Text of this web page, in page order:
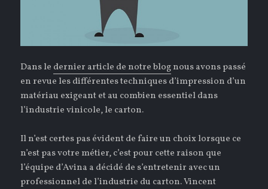
Dans le dernier article de notre blognous avons passé
en revue les différentes techniques d’impression d’un
matériau exigeant et au combien essentiel dans
l’industrie vinicole, le carton.
Il n’est certes pas évident de faire un choix lorsque ce
n’est pas votre métier, c’est pour cette raison que
l’équipe d’Avina a décidé de s’entretenir avec un
professionnel de l’industrie du carton. Vincent